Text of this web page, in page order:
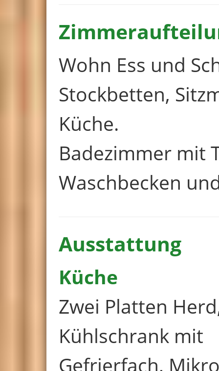
Wohn Ess und
Stockbetten,
Küche.
Badezimmer mit
Waschbecken
Ausstattung
Küche
Zwei Platten
Kühlschrank mit
Gefrierfach,